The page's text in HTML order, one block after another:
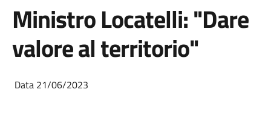
Ministro Locatelli: "Dare
valore al territorio"
Data 21/06/2023